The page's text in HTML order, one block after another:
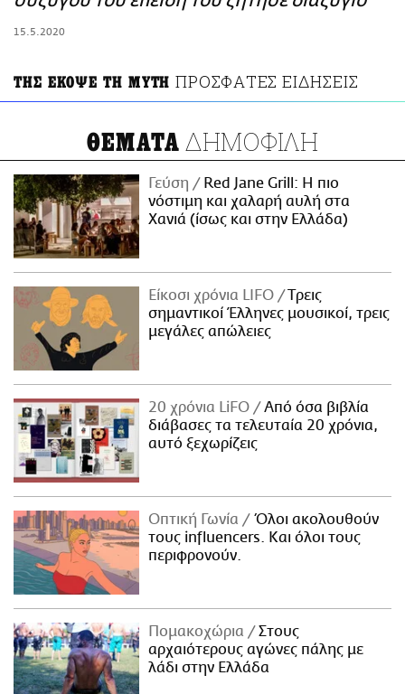
15.5.2020
ΤΗΣ ΕΚΟΨΕ ΤΗ ΜΥΤΗ ΠΡΟΣΦΑΤΕΣ ΕΙΔΗΣΕΙΣ
ΘΕΜΑΤΑ ΔΗΜΟΦΙΛΗ
Γεύση
Red Jane Grill: Η πιο
νόστιμη και χαλαρή αυλή στα
Χανιά (ίσως και στην Ελλάδα)
Είκοσι χρόνια LIFO
Tρεις
σημαντικοί Έλληνες μουσικοί, τρεις
μεγάλες απώλειες
20 χρόνια LiFO
Από όσα βιβλία
διάβασες τα τελευταία 20 χρόνια,
αυτό ξεχωρίζεις
Οπτική Γωνία
Όλοι ακολουθούν
τους influencers. Και όλοι τους
περιφρονούν.
Πομακοχώρια
Στους
αρχαιότερους αγώνες πάλης με
λάδι στην Ελλάδα